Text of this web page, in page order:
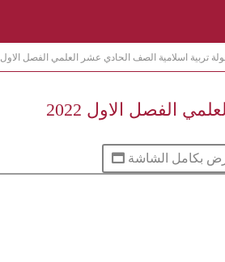
تربية اسلامية الصف الحادي عشر العلمي الفصل الاول 2022
الفصل الاول 2022
بكامل الشاشة